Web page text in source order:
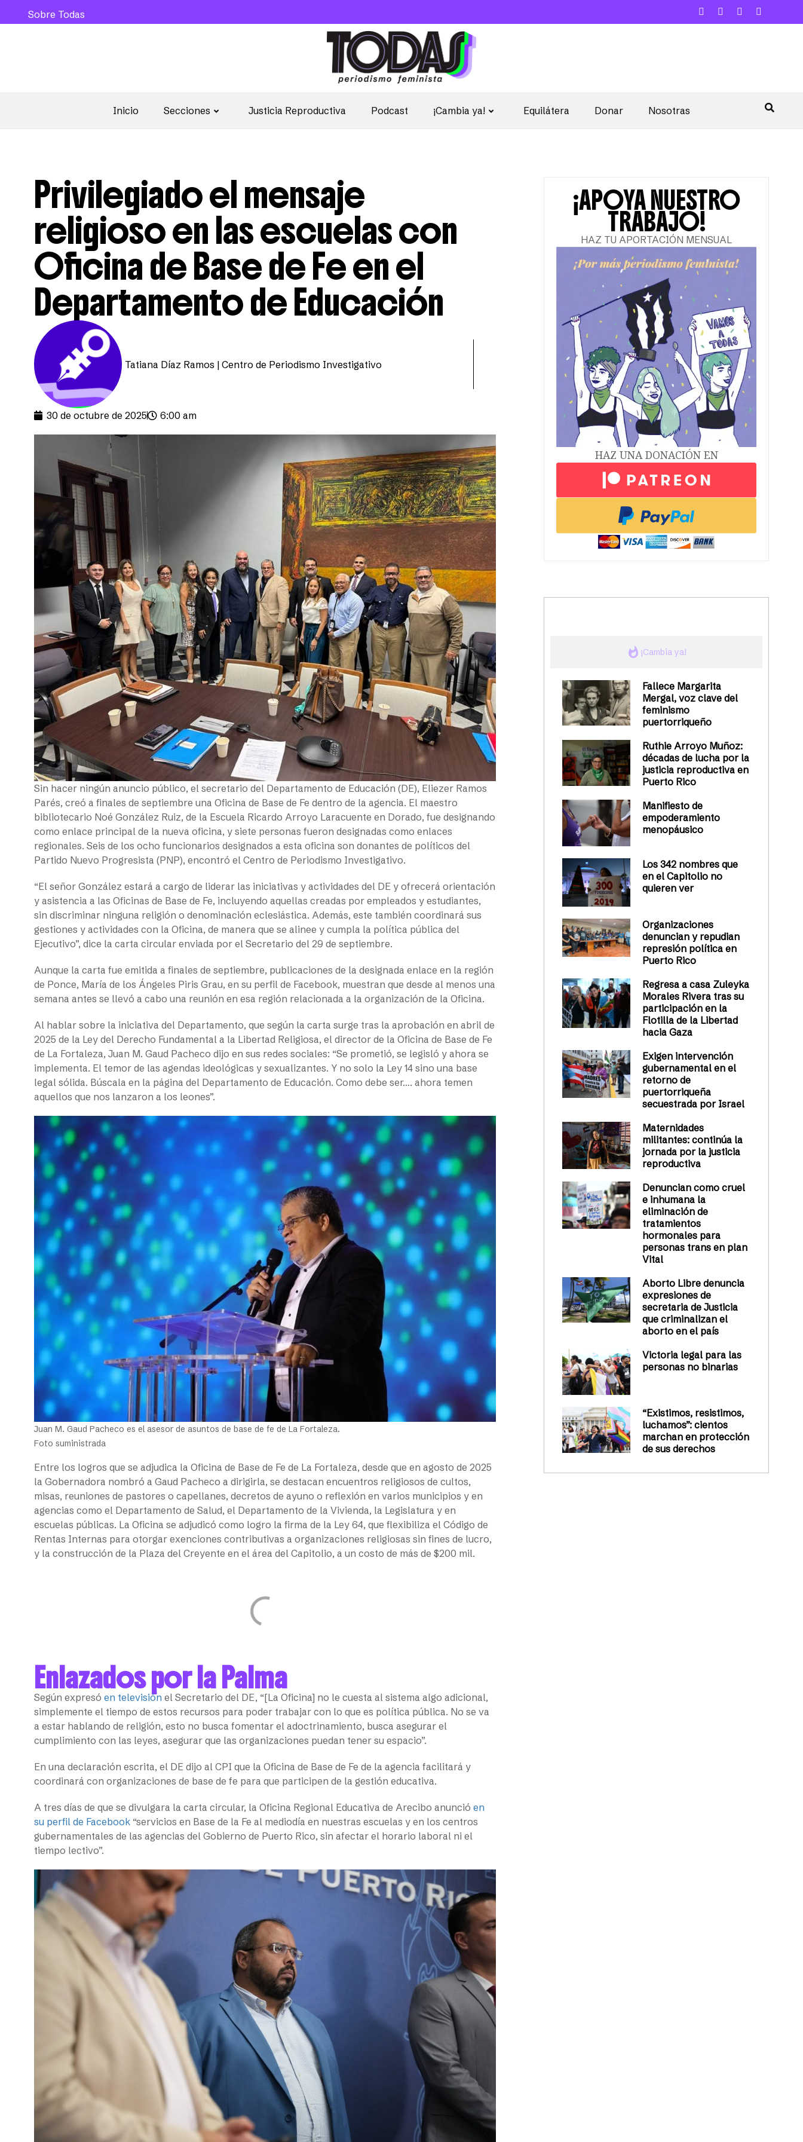
Inicio Secciones Justicia Reproductiva Podcast ¡Cambia ya! Equilátera Donar Nosotras
Sobre Todas
Privilegiado el mensaje
religioso en las escuelas con
Oficina de Base de Fe en el
Departamento de Educación
Tatiana Díaz Ramos | Centro de Periodismo Investigativo
30 de octubre de 2025 6:00 am
Sin hacer ningún anuncio público, el secretario del Departamento de Educación (DE), Eliezer Ramos
Parés, creó a finales de septiembre una Oficina de Base de Fe dentro de la agencia. El maestro
bibliotecario Noé González Ruiz, de la Escuela Ricardo Arroyo Laracuente en Dorado, fue designando
como enlace principal de la nueva oficina, y siete personas fueron designadas como enlaces
regionales. Seis de los ocho funcionarios designados a esta oficina son donantes de políticos del
Partido Nuevo Progresista (PNP), encontró el Centro de Periodismo Investigativo.
“El señor González estará a cargo de liderar las iniciativas y actividades del DE y ofrecerá orientación
y asistencia a las Oficinas de Base de Fe, incluyendo aquellas creadas por empleados y estudiantes,
sin discriminar ninguna religión o denominación eclesiástica. Además, este también coordinará sus
gestiones y actividades con la Oficina, de manera que se alinee y cumpla la política pública del
Ejecutivo”, dice la carta circular enviada por el Secretario del 29 de septiembre.
Aunque la carta fue emitida a finales de septiembre, publicaciones de la designada enlace en la región
de Ponce, María de los Ángeles Piris Grau, en su perfil de Facebook, muestran que desde al menos una
semana antes se llevó a cabo una reunión en esa región relacionada a la organización de la Oficina.
Al hablar sobre la iniciativa del Departamento, que según la carta surge tras la aprobación en abril de
2025 de la Ley del Derecho Fundamental a la Libertad Religiosa, el director de la Oficina de Base de Fe
de La Fortaleza, Juan M. Gaud Pacheco dijo en sus redes sociales: “Se prometió, se legisló y ahora se
implementa. El temor de las agendas ideológicas y sexualizantes. Y no solo la Ley 14 sino una base
legal sólida. Búscala en la página del Departamento de Educación. Como debe ser…. ahora temen
aquellos que nos lanzaron a los leones”.
Juan M. Gaud Pacheco es el asesor de asuntos de base de fe de La Fortaleza.
Foto suministrada
Entre los logros que se adjudica la Oficina de Base de Fe de La Fortaleza, desde que en agosto de 2025
la Gobernadora nombró a Gaud Pacheco a dirigirla, se destacan encuentros religiosos de cultos,
misas, reuniones de pastores o capellanes, decretos de ayuno o reflexión en varios municipios y en
agencias como el Departamento de Salud, el Departamento de la Vivienda, la Legislatura y en
escuelas públicas. La Oficina se adjudicó como logro la firma de la Ley 64, que flexibiliza el Código de
Rentas Internas para otorgar exenciones contributivas a organizaciones religiosas sin fines de lucro,
y la construcción de la Plaza del Creyente en el área del Capitolio, a un costo de más de $200 mil.
Enlazados por la Palma
Según expresó en televisión el Secretario del DE, “[La Oficina] no le cuesta al sistema algo adicional,
simplemente el tiempo de estos recursos para poder trabajar con lo que es política pública. No se va
a estar hablando de religión, esto no busca fomentar el adoctrinamiento, busca asegurar el
cumplimiento con las leyes, asegurar que las organizaciones puedan tener su espacio”.
En una declaración escrita, el DE dijo al CPI que la Oficina de Base de Fe de la agencia facilitará y
coordinará con organizaciones de base de fe para que participen de la gestión educativa.
A tres días de que se divulgara la carta circular, la Oficina Regional Educativa de Arecibo anunció en
su perfil de Facebook “servicios en Base de la Fe al mediodía en nuestras escuelas y en los centros
gubernamentales de las agencias del Gobierno de Puerto Rico, sin afectar el horario laboral ni el
tiempo lectivo”.
¡APOYA NUESTRO
TRABAJO!
HAZ TU APORTACIÓN MENSUAL
HAZ UNA DONACIÓN EN
whatshot ¡Cambia ya!
Fallece Margarita
Mergal, voz clave del
feminismo
puertorriqueño
Ruthie Arroyo Muñoz:
décadas de lucha por la
justicia reproductiva en
Puerto Rico
Manifiesto de
empoderamiento
menopáusico
Los 342 nombres que
en el Capitolio no
quieren ver
Organizaciones
denuncian y repudian
represión política en
Puerto Rico
Regresa a casa Zuleyka
Morales Rivera tras su
participación en la
Flotilla de la Libertad
hacia Gaza
Exigen intervención
gubernamental en el
retorno de
puertorriqueña
secuestrada por Israel
Maternidades
militantes: continúa la
jornada por la justicia
reproductiva
Denuncian como cruel
e inhumana la
eliminación de
tratamientos
hormonales para
personas trans en plan
Vital
Aborto Libre denuncia
expresiones de
secretaria de Justicia
que criminalizan el
aborto en el país
Victoria legal para las
personas no binarias
“Existimos, resistimos,
luchamos”: cientos
marchan en protección
de sus derechos